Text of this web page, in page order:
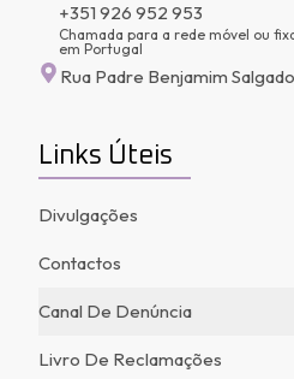
+351 926 952 953
Chamada para a rede móvel ou
em Portugal
Rua Padre Benjamim
Links Úteis
Divulgações
Contactos
Canal De Denúncia
Livro De Reclamações